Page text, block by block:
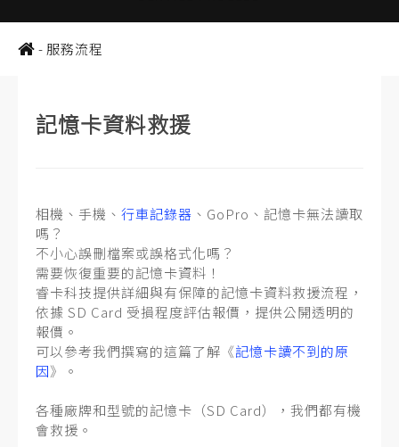
- 服務流程
記憶卡資料救援
相機、手機、 行車記錄器 、GoPro、記憶卡無法讀取
嗎？
不小心誤刪檔案或誤格式化嗎？
需要恢復重要的記憶卡資料！
睿卡科技提供詳細與有保障的記憶卡資料救援流程，
依據 SD Card 受損程度評估報價，提供公開透明的
報價。
可以參考我們撰寫的這篇了解《記憶卡讀不到的原
因》。
各種廠牌和型號的記憶卡（SD Card），我們都有機
會救援。